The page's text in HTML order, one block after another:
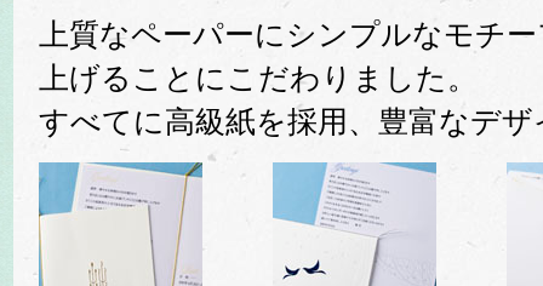
上質なペーパーにシンプルなモチ
上げることにこだわりました。
すべてに高級紙を採用、豊富なデ